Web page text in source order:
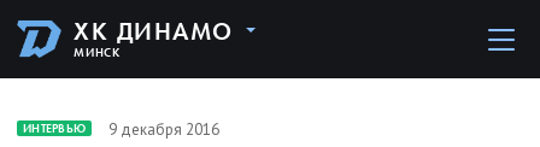
ХК ДИНАМО
МИНСК
ИНТЕРВЬЮ 9 декабря 2016